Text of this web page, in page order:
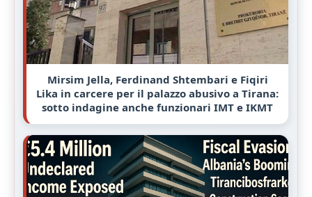
Mirsim Jella, Ferdinand Shtembari e Fiqiri
Lika in carcere per il palazzo abusivo a Tirana:
sotto indagine anche funzionari IMT e IKMT